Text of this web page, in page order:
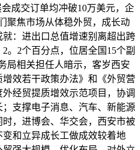
成交订单均冲破10万美元，企
聚焦市场从体稳外贸，成长动
：进出口总值增速别离超出跨
。2个百分点，位居全国15个副
局相关担任人暗示，客岁西安
效若干政策办法》和《外贸营
经贸提质增效示范项目，协调
支撑电子消息、汽车、新能源
，进博会、华交会，西安市被
和立异成长工做成效较着地